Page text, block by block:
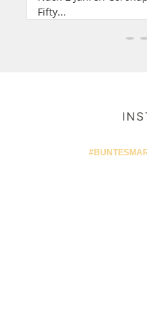
Fifty...